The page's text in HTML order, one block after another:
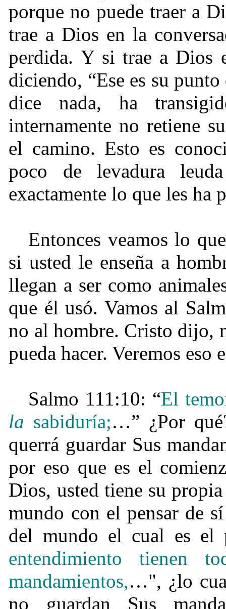
porque no puede traer a
trae a Dios en la
perdida. Y si trae a Dios
diciendo, “Ese es su
dice nada, ha
internamente no retiene
el camino. Esto es
poco de levadura
exactamente lo que les ha
Entonces veamos lo
si usted le enseña a
llegan a ser como
que él usó. Vamos al
no al hombre. Cristo dijo,
pueda hacer. Veremos eso
Salmo 111:10: “El
la sabiduría;…” ¿Por
querrá guardar Sus
por eso que es el
Dios, usted tiene su
mundo con el pensar de
del mundo el cual es el
entendimiento tienen
mandamientos,…", ¿lo
no guardan Sus